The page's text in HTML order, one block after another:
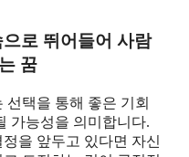
으로 뛰어들어 사람
꿈
선택을 통해 좋은 기회
가능성을 의미합니다.
정을 앞두고 있다면 자신